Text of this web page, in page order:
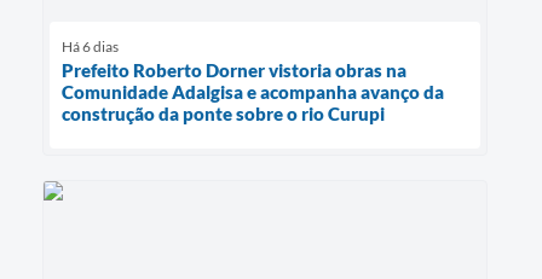
Há 6 dias
Prefeito Roberto Dorner vistoria obras na
Comunidade Adalgisa e acompanha avanço da
construção da ponte sobre o rio Curupi